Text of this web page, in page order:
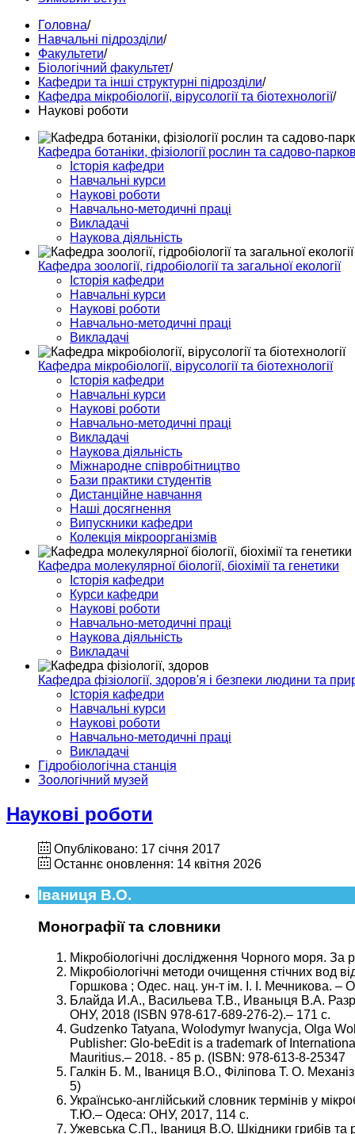
Головна/
Навчальні підрозділи/
Факультети/
Біологічний факультет/
Кафедри та інші структурні підрозділи/
Кафедра мікробіології, вірусології та біотехнології/
Наукові роботи
Кафедра ботаніки, фізіології рослин та садово-
Історія кафедри
Навчальні курси
Наукові роботи
Навчально-методичні праці
Викладачі
Наукова діяльність
Кафедра зоології, гідробіології та загальної екології
Історія кафедри
Навчальні курси
Наукові роботи
Навчально-методичні праці
Викладачі
Кафедра мікробіології, вірусології та біотехнології
Історія кафедри
Навчальні курси
Наукові роботи
Навчально-методичні праці
Викладачі
Наукова діяльність
Міжнародне співробітництво
Бази практики студентів
Дистанційне навчання
Наші досягнення
Випускники кафедри
Колекція мікроорганізмів
Кафедра молекулярної біології, біохімії та генетики
Історія кафедри
Курси кафедри
Наукові роботи
Навчально-методичні праці
Наукова діяльність
Викладачі
Кафедра фізіології, здоров'я і безпеки людини та
Історія кафедри
Навчальні курси
Наукові роботи
Навчально-методичні праці
Викладачі
Гідробіологічна станція
Зоологічний музей
Наукові роботи
Опубліковано: 17 січня 2017
Останнє оновлення: 14 квітня 2026
Іваниця В.О.
Монографії та словники
Мікробіологічні дослідження Чорного моря.
Мікробіологічні методи очищення стічних вод
Горшкова ; Одес. нац. ун-т ім. І. І. Мечникова.
Блайда И.А., Васильева Т.В., Иваныця В.А.
ОНУ, 2018 (ISBN 978-617-689-276-2).– 171 с.
Gudzenko Tatyana, Wolodymyr Iwanycja, Olga
Publisher: Glo-beEdit is a trademark of
Mauritius.– 2018. - 85 p. (ISBN: 978-613-8-25347
Галкін Б. М., Іваниця В.О., Філіпова Т. О.
5)
Українсько-англійський словник термінів у
Т.Ю.– Одеса: ОНУ, 2017, 114 с.
Ужевська С.П., Іваниця В.О. Шкідники грибів та